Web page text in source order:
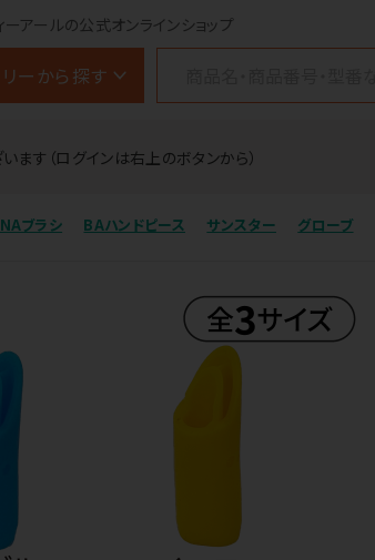
ーアールの公式オンラインショップ
ーから探す
ます（ログインは右上のボタンから）
ブラシ BAハンドピース サンスター グローブ